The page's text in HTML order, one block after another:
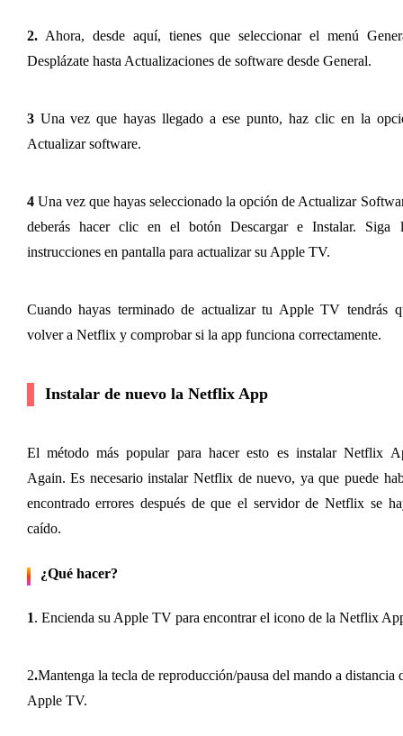
2. Ahora, desde aquí, tienes que seleccionar el menú
Desplázate hasta Actualizaciones de software desde General.
3 Una vez que hayas llegado a ese punto, haz clic en la
Actualizar software.
4 Una vez que hayas seleccionado la opción de Actualizar
deberás hacer clic en el botón Descargar e Instalar. Siga
instrucciones en pantalla para actualizar su Apple TV.
Cuando hayas terminado de actualizar tu Apple TV tendrás
volver a Netflix y comprobar si la app funciona correctamente.
Instalar de nuevo la Netflix App
El método más popular para hacer esto es instalar Netflix
Again. Es necesario instalar Netflix de nuevo, ya que puede
encontrado errores después de que el servidor de Netflix se
caído.
¿Qué hacer?
1. Encienda su Apple TV para encontrar el icono de la Netflix
2.Mantenga la tecla de reproducción/pausa del mando a distancia
Apple TV.